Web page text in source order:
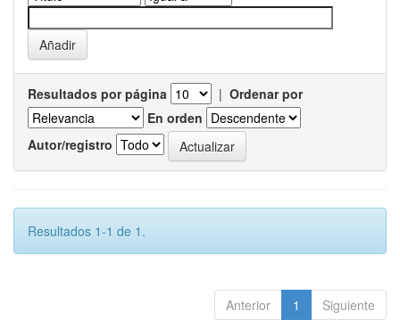
Resultados por página | Ordenar por
En orden
Autor/registro
Resultados 1-1 de 1.
Anterior 1 Siguiente